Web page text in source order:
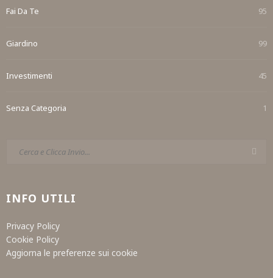
Fai Da Te 95
Giardino 99
Investimenti 45
Senza Categoria 1
INFO UTILI
Privacy Policy
Cookie Policy
Aggiorna le preferenze sui cookie